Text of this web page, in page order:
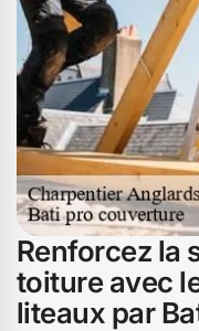
local à Anglards De
les spécificités
région. Avec ces
pour trouver le
Renforcez la
toiture avec
liteaux par